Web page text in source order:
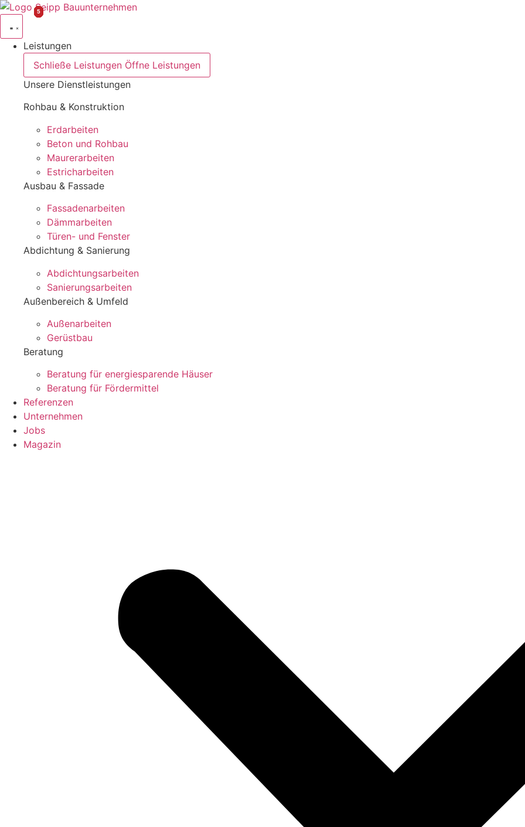
Leistungen
Schließe Leistungen Öffne Leistungen
Unsere Dienstleistungen
Rohbau & Konstruktion
Erdarbeiten
Beton und Rohbau
Maurerarbeiten
Estricharbeiten
Ausbau & Fassade
Fassadenarbeiten
Dämmarbeiten
Türen- und Fenster
Abdichtung & Sanierung
Abdichtungsarbeiten
Sanierungsarbeiten
Außenbereich & Umfeld
Außenarbeiten
Gerüstbau
Beratung
Beratung für energiesparende Häuser
Beratung für Fördermittel
Referenzen
Unternehmen
Jobs
Magazin